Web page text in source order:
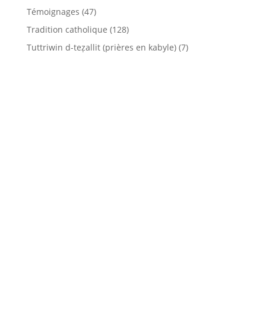
Témoignages (47)
Tradition catholique (128)
Tuttriwin d-teẓallit (prières en kabyle)(7)